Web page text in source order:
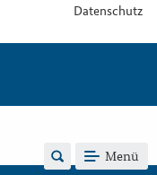
Datenschutz
Menü